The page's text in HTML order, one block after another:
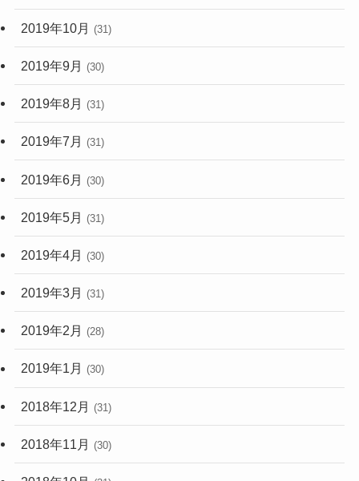
2019年10月 (31)
2019年9月 (30)
2019年8月 (31)
2019年7月 (31)
2019年6月 (30)
2019年5月 (31)
2019年4月 (30)
2019年3月 (31)
2019年2月 (28)
2019年1月 (30)
2018年12月 (31)
2018年11月 (30)